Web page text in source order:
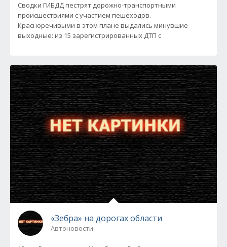
Сводки ГИБДД пестрят дорожно-транспортными
происшествиями с участием пешеходов.
Красноречивыми в этом плане выдались минувшие
выходные: из 15 зарегистрированных ДТП с
«Зебра» на дорогах области
Автоновости